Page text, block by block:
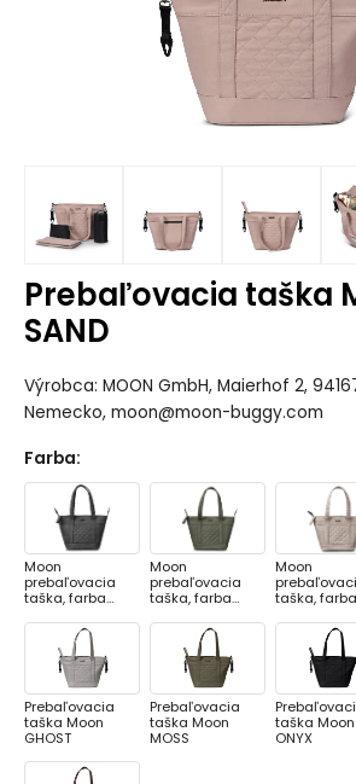
Prebaľovacia taška
SAND
Výrobca: MOON GmbH, Maierhof 2,
Nemecko, moon@moon-buggy.com
Farba:
Moon
prebaľovacia
taška, farba
Moon
prebaľovacia
taška, farba
Moon
taška, farba
Prebaľovacia
taška Moon
GHOST
Prebaľovacia
taška Moon
MOSS
taška Moon
ONYX